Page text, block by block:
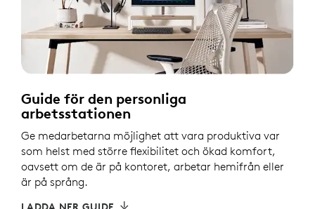
Guide för den personliga
arbetsstationen
Ge medarbetarna möjlighet att vara produktiva var
som helst med större flexibilitet och ökad komfort,
oavsett om de är på kontoret, arbetar hemifrån eller
är på språng.